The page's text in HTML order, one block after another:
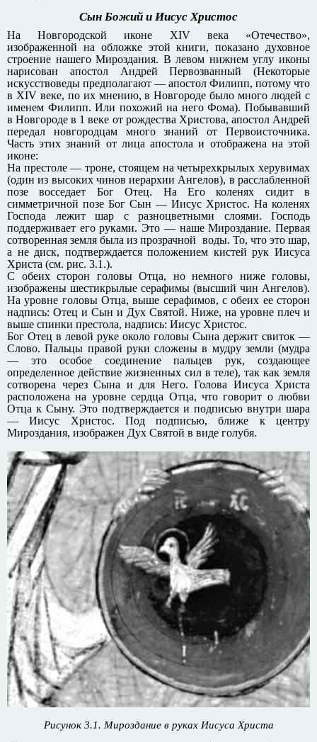
Сын Божий и Иисус Христос
На Новгородской иконе XIV века «Отечество»,
изображенной на обложке этой книги, показано духовное
строение нашего Мироздания. В левом нижнем углу иконы
нарисован апостол Андрей Первозванный (Некоторые
искусствоведы предполагают — апостол Филипп, потому что
в XIV веке, по их мнению, в Новгороде было много людей с
именем Филипп. Или похожий на него Фома). Побывавший
в Новгороде в 1 веке от рождества Христова, апостол Андрей
передал новгородцам много знаний от Первоисточника.
Часть этих знаний от лица апостола и отображена на этой
иконе:
На престоле — троне, стоящем на четырехкрылых херувимах
(один из высоких чинов иерархии Ангелов), в расслабленной
позе восседает Бог Отец. На Его коленях сидит в
симметричной позе Бог Сын — Иисус Христос. На коленях
Господа лежит шар с разноцветными слоями. Господь
поддерживает его руками. Это — наше Мироздание. Первая
сотворенная земля была из прозрачной воды. То, что это шар,
а не диск, подтверждается положением кистей рук Иисуса
Христа (см. рис. 3.1.).
С обеих сторон головы Отца, но немного ниже головы,
изображены шестикрылые серафимы (высший чин Ангелов).
На уровне головы Отца, выше серафимов, с обеих ее сторон
надпись: Отец и Сын и Дух Святой. Ниже, на уровне плеч и
выше спинки престола, надпись: Иисус Христос.
Бог Отец в левой руке около головы Сына держит свиток —
Слово. Пальцы правой руки сложены в мудру земли (мудра
— это особое соединение пальцев рук, создающее
определенное действие жизненных сил в теле), так как земля
сотворена через Сына и для Него. Голова Иисуса Христа
расположена на уровне сердца Отца, что говорит о любви
Отца к Сыну. Это подтверждается и подписью внутри шара
— Иисус Христос. Под подписью, ближе к центру
Мироздания, изображен Дух Святой в виде голубя.
Рисунок 3.1. Мироздание в руках Иисуса Христа